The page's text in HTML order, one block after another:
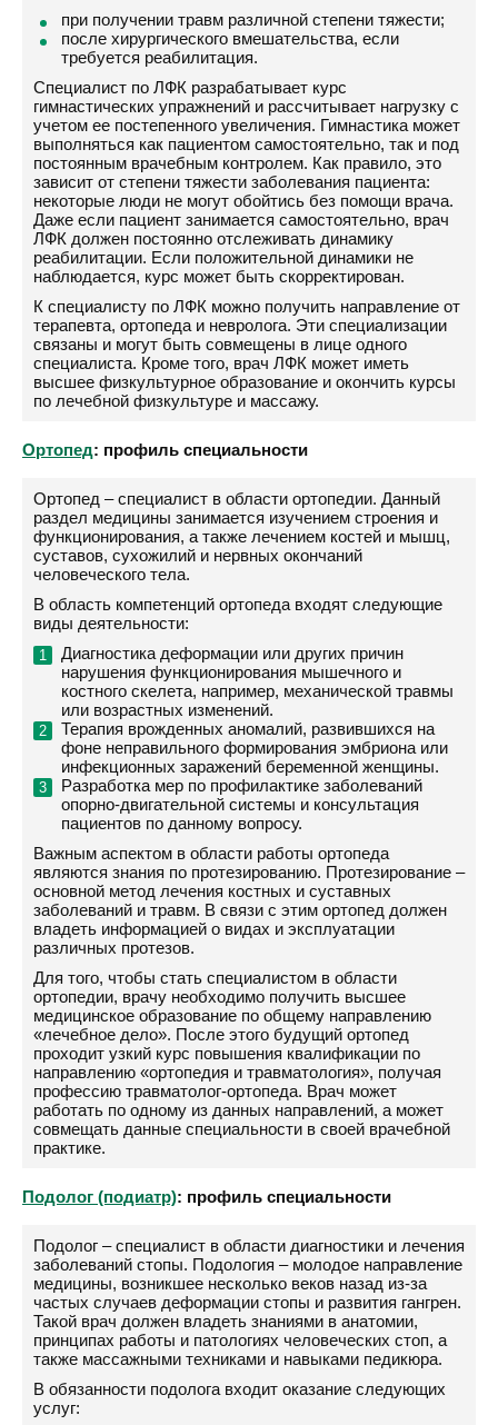
при получении травм различной степени тяжести;
после хирургического вмешательства, если
требуется реабилитация.
Специалист по ЛФК разрабатывает курс
гимнастических упражнений и рассчитывает нагрузку с
учетом ее постепенного увеличения. Гимнастика может
выполняться как пациентом самостоятельно, так и под
постоянным врачебным контролем. Как правило, это
зависит от степени тяжести заболевания пациента:
некоторые люди не могут обойтись без помощи врача.
Даже если пациент занимается самостоятельно, врач
ЛФК должен постоянно отслеживать динамику
реабилитации. Если положительной динамики не
наблюдается, курс может быть скорректирован.
К специалисту по ЛФК можно получить направление от
терапевта, ортопеда и невролога. Эти специализации
связаны и могут быть совмещены в лице одного
специалиста. Кроме того, врач ЛФК может иметь
высшее физкультурное образование и окончить курсы
по лечебной физкультуре и массажу.
Ортопед: профиль специальности
Ортопед – специалист в области ортопедии. Данный
раздел медицины занимается изучением строения и
функционирования, а также лечением костей и мышц,
суставов, сухожилий и нервных окончаний
человеческого тела.
В область компетенций ортопеда входят следующие
виды деятельности:
Диагностика деформации или других причин
нарушения функционирования мышечного и
костного скелета, например, механической травмы
или возрастных изменений.
Терапия врожденных аномалий, развившихся на
фоне неправильного формирования эмбриона или
инфекционных заражений беременной женщины.
Разработка мер по профилактике заболеваний
опорно-двигательной системы и консультация
пациентов по данному вопросу.
Важным аспектом в области работы ортопеда
являются знания по протезированию. Протезирование –
основной метод лечения костных и суставных
заболеваний и травм. В связи с этим ортопед должен
владеть информацией о видах и эксплуатации
различных протезов.
Для того, чтобы стать специалистом в области
ортопедии, врачу необходимо получить высшее
медицинское образование по общему направлению
«лечебное дело». После этого будущий ортопед
проходит узкий курс повышения квалификации по
направлению «ортопедия и травматология», получая
профессию травматолог-ортопеда. Врач может
работать по одному из данных направлений, а может
совмещать данные специальности в своей врачебной
практике.
Подолог (подиатр): профиль специальности
Подолог – специалист в области диагностики и лечения
заболеваний стопы. Подология – молодое направление
медицины, возникшее несколько веков назад из-за
частых случаев деформации стопы и развития гангрен.
Такой врач должен владеть знаниями в анатомии,
принципах работы и патологиях человеческих стоп, а
также массажными техниками и навыками педикюра.
В обязанности подолога входит оказание следующих
услуг: